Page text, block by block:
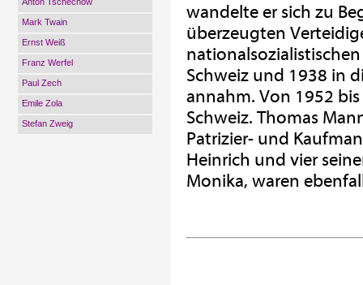
Mark Twain
Ernst Weiß
Franz Werfel
Paul Zech
Emile Zola
Stefan Zweig
wandelte er sich zu
überzeugten
Schweiz und 1938 in
annahm. Von 1952
Schweiz. Thomas
Patrizier- und
Heinrich und vier
Monika, waren